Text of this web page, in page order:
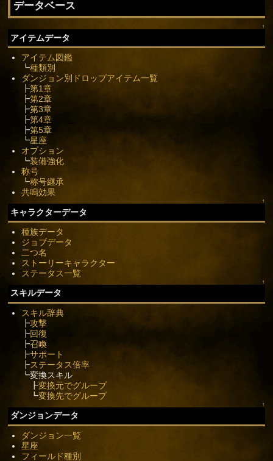
データベース
↑
アイテムデータ
アイテム図鑑
┗種類別
ダンジョン別ドロップアイテム一覧
┣第1章
┣第2章
┣第3章
┣第4章
┣第5章
┗星座
オプション
┗装備強化
称号
┗称号継承
共鳴効果
↑
キャラクターデータ
種族データ
ジョブデータ
二つ名
ストーリーキャラクター
ステータス一覧
↑
スキルデータ
スキル辞典
┣攻撃
┣回復
┣召喚
┣サポート
┣ステータス倍率
┗変換スキル
┣変換元でグループ
┗変換先でグループ
↑
ダンジョンデータ
ダンジョン一覧
星座
フィールド種別